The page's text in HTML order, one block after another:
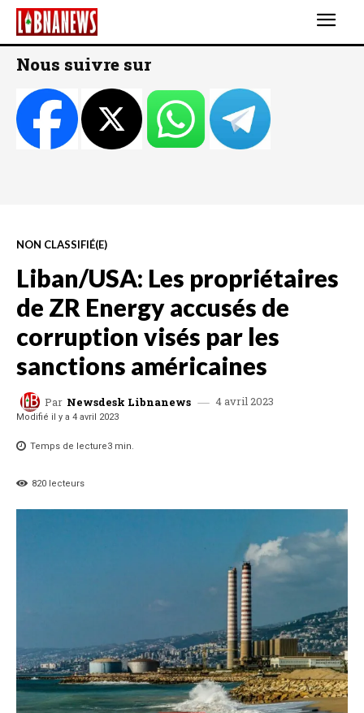
Nous suivre sur
NON CLASSIFIÉ(E)
Liban/USA: Les propriétaires
de ZR Energy accusés de
corruption visés par les
sanctions américaines
Par Newsdesk Libnanews 4 avril 2023
Modifié il y a 4 avril 2023
Temps de lecture3 min.
820 lecteurs